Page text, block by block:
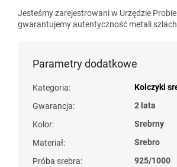
Jesteśmy zarejestrowani w Urzędzie
gwarantujemy autentyczność metali
Parametry dodatkowe
Kategoria:
Kolczyki
Gwarancja:
2 lata
Kolor:
Srebrny
Materiał:
Srebro
Próba srebra:
925/1000